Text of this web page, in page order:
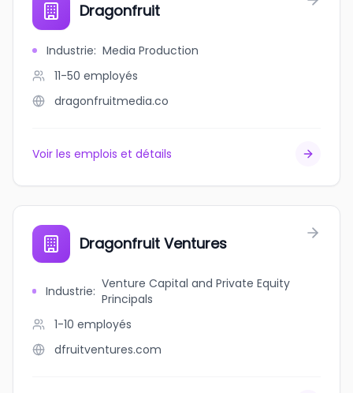
Dragonfruit
Industrie: Media Production
11-50 employés
dragonfruitmedia.co
Voir les emplois et détails
Dragonfruit Ventures
Industrie: Venture Capital and Private Equity
Principals
1-10 employés
dfruitventures.com